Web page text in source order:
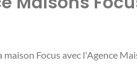
Focus avec l'Agence